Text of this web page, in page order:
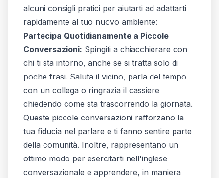
alcuni consigli pratici per aiutarti ad adattarti
rapidamente al tuo nuovo ambiente:
Partecipa Quotidianamente a Piccole
Conversazioni: Spingiti a chiacchierare con
chi ti sta intorno, anche se si tratta solo di
poche frasi. Saluta il vicino, parla del tempo
con un collega o ringrazia il cassiere
chiedendo come sta trascorrendo la giornata.
Queste piccole conversazioni rafforzano la
tua fiducia nel parlare e ti fanno sentire parte
della comunità. Inoltre, rappresentano un
ottimo modo per esercitarti nell'inglese
conversazionale e apprendere, in maniera